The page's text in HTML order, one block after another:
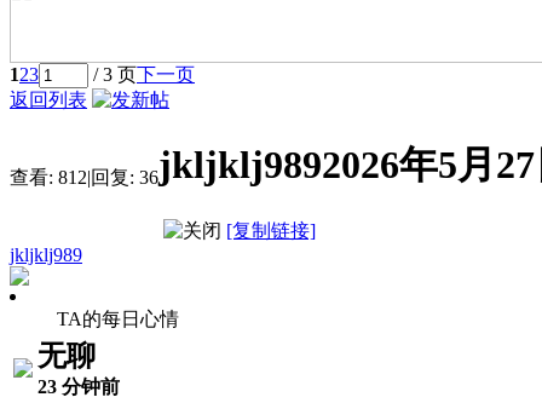
123 / 3 页下一页
返回列表
查看: 812|回复: 36jkljklj9892026年5月
[复制链接]
jkljklj989
TA的每日心情
无聊
23 分钟前